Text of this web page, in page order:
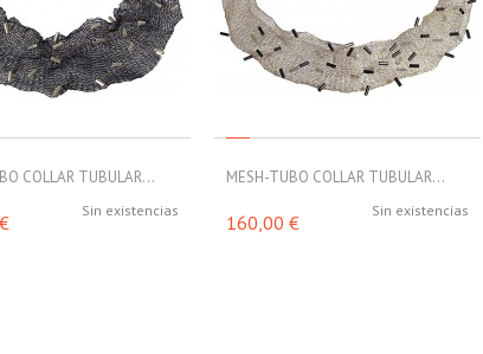
COLLAR TUBULAR...
Sin existencias
MESH-TUBO COLLAR TUBULAR...
Sin existencias
160,00 €